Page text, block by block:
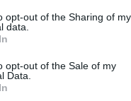
opt-out of the Sharing of my
data.
opt-out of the Sale of my
Data.
τώρα
ο ίδιος ή συγγενικό
του ΕΟΠΥΥ στο
φαρμάκου,